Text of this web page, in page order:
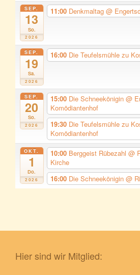
SEP.
13
So.
2026
11:00 Denkmaltag @
SEP.
19
Sa.
2026
16:00 Die Teufelsmühle zu
SEP.
20
So.
2026
15:00 Die Schneekönigin @
Komödiantenhof
19:30 Die Teufelsmühle zu
Komödiantenhof
OKT.
1
Do.
2026
10:00 Berggeist Rübezahl @
Kirche
16:00 Die Schneekönigin @
Hier sind wir Mitglied: